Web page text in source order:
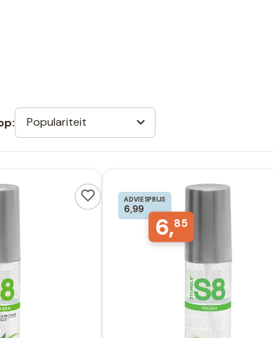
Populariteit
ADVIESPRIJS
6,99
6,85